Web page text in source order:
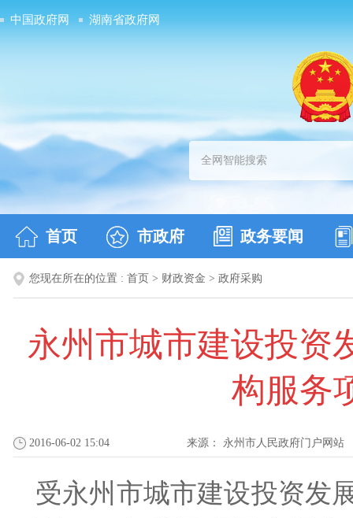
中国政府网 湖南省政府网
首页 市政府 政务要闻
您现在所在的位置 : 首页 > 财政资金 > 政府采购
永州市城市建设投资
构服务
2016-06-02 15:04 来源： 永州市人民政府门户网站
受永州市城市建设投资发